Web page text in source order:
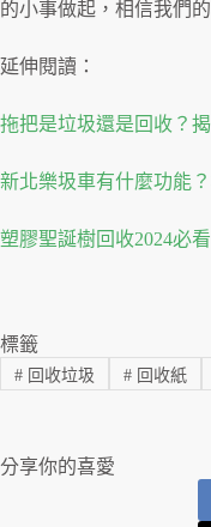
的小事做起，相信我們
延伸閱讀：
拖把是垃圾還是回收？
新北樂圾車有什麼功能
塑膠聖誕樹回收2024必
標籤
#回收垃圾 #回收紙
分享你的喜愛